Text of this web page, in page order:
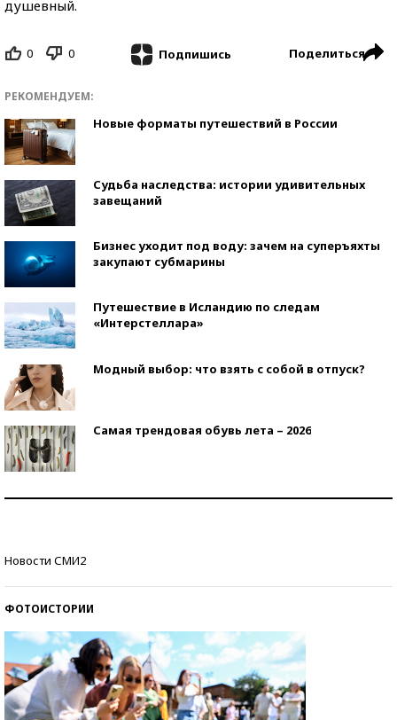
душевный.
0 0 Подпишись Поделиться
РЕКОМЕНДУЕМ:
Новые форматы путешествий в России
Судьба наследства: истории удивительных
завещаний
Бизнес уходит под воду: зачем на суперъяхты
закупают субмарины
Путешествие в Исландию по следам
«Интерстеллара»
Модный выбор: что взять с собой в отпуск?
Самая трендовая обувь лета – 2026
Новости СМИ2
ФОТОИСТОРИИ